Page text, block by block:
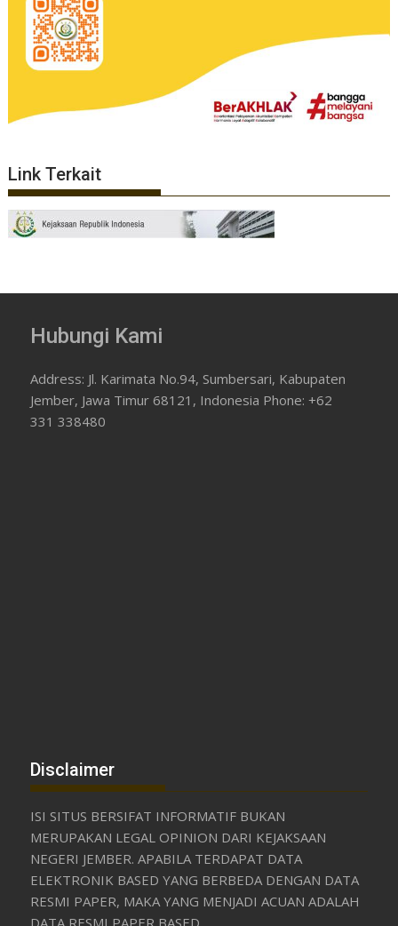
Link Terkait
Hubungi Kami
Address: Jl. Karimata No.94, Sumbersari, Kabupaten
Jember, Jawa Timur 68121, Indonesia Phone: +62
331 338480
Disclaimer
ISI SITUS BERSIFAT INFORMATIF BUKAN
MERUPAKAN LEGAL OPINION DARI KEJAKSAAN
NEGERI JEMBER. APABILA TERDAPAT DATA
ELEKTRONIK BASED YANG BERBEDA DENGAN DATA
RESMI PAPER, MAKA YANG MENJADI ACUAN ADALAH
DATA RESMI PAPER BASED.